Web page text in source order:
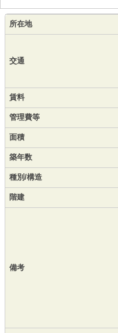
所在地
交通
賃料
管理費等
面積
築年数
種別/構造
階建
備考